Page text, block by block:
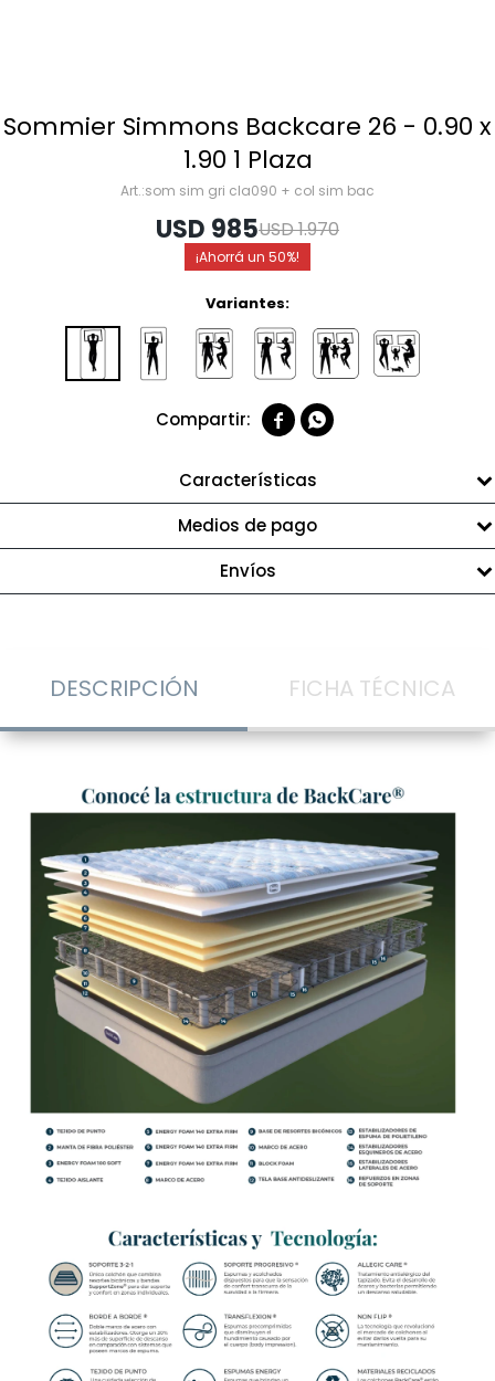
Sommier Simmons Backcare 26 - 0.90 x
1.90 1 Plaza
som sim gri cla090 + col sim bac
USD 985USD1.970
50
Variantes:
 
Características
Medios de pago
Envíos
DESCRIPCIÓN FICHA TÉCNICA